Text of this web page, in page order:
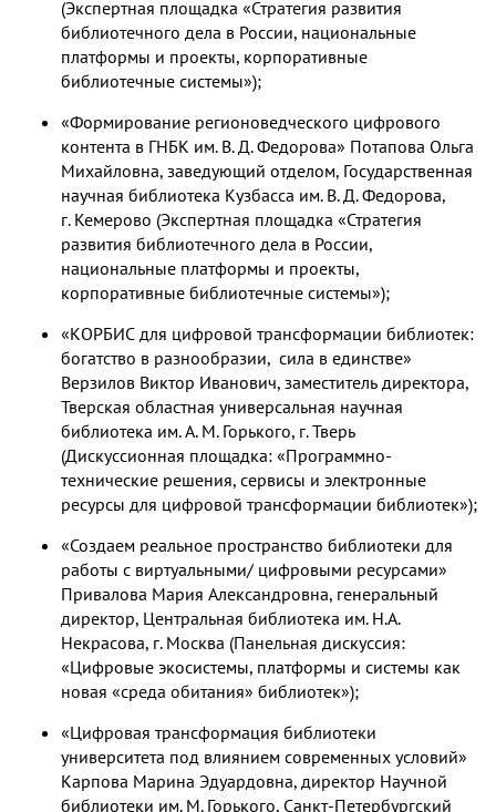
(Экспертная площадка «Стратегия развития
библиотечного дела в России, национальные
платформы и проекты, корпоративные
библиотечные системы»);
«Формирование регионоведческого цифрового
контента в ГНБК им. В. Д. Федорова» Потапова Ольга
Михайловна, заведующий отделом, Государственная
научная библиотека Кузбасса им. В. Д. Федорова,
г. Кемерово (Экспертная площадка «Стратегия
развития библиотечного дела в России,
национальные платформы и проекты,
корпоративные библиотечные системы»);
«КОРБИС для цифровой трансформации библиотек:
богатство в разнообразии, сила в единстве»
Верзилов Виктор Иванович, заместитель директора,
Тверская областная универсальная научная
библиотека им. А. М. Горького, г. Тверь
(Дискуссионная площадка: «Программно-
технические решения, сервисы и электронные
ресурсы для цифровой трансформации библиотек»);
«Создаем реальное пространство библиотеки для
работы с виртуальными/ цифровыми ресурсами»
Привалова Мария Александровна, генеральный
директор, Центральная библиотека им. Н.А.
Некрасова, г. Москва (Панельная дискуссия:
«Цифровые экосистемы, платформы и системы как
новая «среда обитания» библиотек»);
«Цифровая трансформация библиотеки
университета под влиянием современных условий»
Карпова Марина Эдуардовна, директор Научной
библиотеки им. М. Горького, Санкт-Петербургский